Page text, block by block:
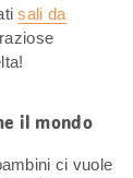
sali da
il mondo
ci vuole